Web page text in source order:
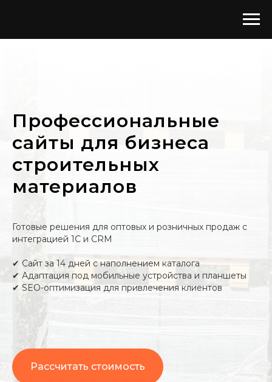
Профессиональные
сайты для бизнеса
строительных
материалов
Готовые решения для оптовых и розничных продаж с
интеграцией 1С и CRM
✔ Сайт за 14 дней с наполнением каталога
✔ Адаптация под мобильные устройства и планшеты
✔ SEO-оптимизация для привлечения клиентов
Рассчитать стоимость